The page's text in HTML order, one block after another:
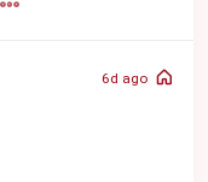
6d ago